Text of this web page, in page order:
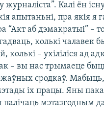
журналіста”. Калі ён
апытаньні, пра якія
“Акт аб дэмакратыі” –
колькі чалавек
колькі – ухіліліся ад
– вы нас трымаеце
сродкаў.
іх працы. Яны
палічаць мэтазгодным